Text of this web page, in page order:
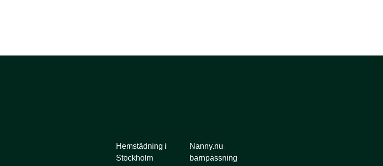
Hemstädning i
Stockholm
Nanny.nu
barnpassning